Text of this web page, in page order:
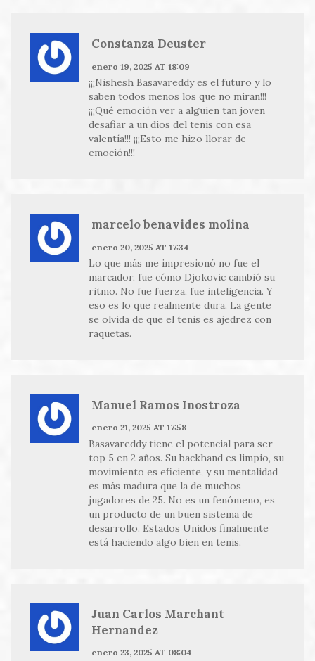
Constanza Deuster
enero 19, 2025 AT 18:09
¡¡¡Nishesh Basavareddy es el futuro y lo
saben todos menos los que no miran!!!
¡¡¡Qué emoción ver a alguien tan joven
desafiar a un dios del tenis con esa
valentía!!! ¡¡¡Esto me hizo llorar de
emoción!!!
marcelo benavides molina
enero 20, 2025 AT 17:34
Lo que más me impresionó no fue el
marcador, fue cómo Djokovic cambió su
ritmo. No fue fuerza, fue inteligencia. Y
eso es lo que realmente dura. La gente
se olvida de que el tenis es ajedrez con
raquetas.
Manuel Ramos Inostroza
enero 21, 2025 AT 17:58
Basavareddy tiene el potencial para ser
top 5 en 2 años. Su backhand es limpio, su
movimiento es eficiente, y su mentalidad
es más madura que la de muchos
jugadores de 25. No es un fenómeno, es
un producto de un buen sistema de
desarrollo. Estados Unidos finalmente
está haciendo algo bien en tenis.
Juan Carlos Marchant
Hernandez
enero 23, 2025 AT 08:04